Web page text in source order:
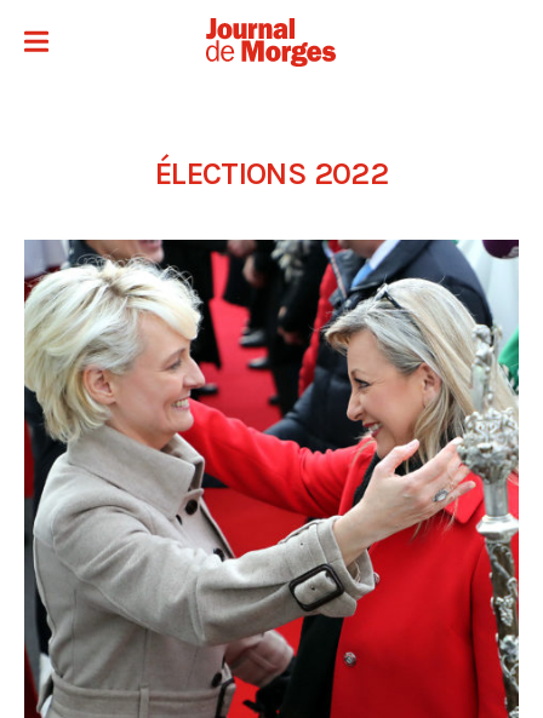
ÉLECTIONS 2022